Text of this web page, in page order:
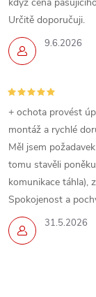
9.6.2026
Určitě doporučuji.
31.5.2026
+ ochota provést
montáž a rychlé
Měl jsem
tomu stavěli
komunikace táhla),
Spokojenost a